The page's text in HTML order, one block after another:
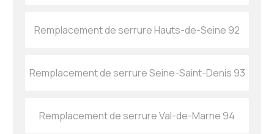
Remplacement de serrure Hauts-de-Seine 92
Remplacement de serrure Seine-Saint-Denis 93
Remplacement de serrure Val-de-Marne 94